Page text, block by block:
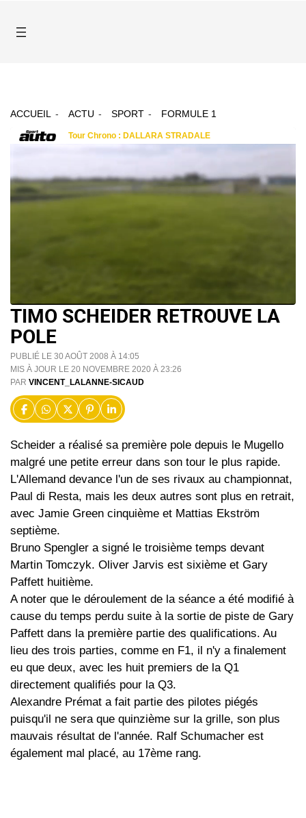
ACCUEIL ACTU SPORT FORMULE 1
TIMO SCHEIDER RETROUVE LA
POLE
PUBLIÉ LE 30 AOÛT 2008 À 14:05
MIS À JOUR LE 20 NOVEMBRE 2020 À 23:26
PAR VINCENT_LALANNE-SICAUD
Scheider a réalisé sa première pole depuis le Mugello
malgré une petite erreur dans son tour le plus rapide.
L'Allemand devance l'un de ses rivaux au championnat,
Paul di Resta, mais les deux autres sont plus en retrait,
avec Jamie Green cinquième et Mattias Ekström
septième.
Bruno Spengler a signé le troisième temps devant
Martin Tomczyk. Oliver Jarvis est sixième et Gary
Paffett huitième.
A noter que le déroulement de la séance a été modifié à
cause du temps perdu suite à la sortie de piste de Gary
Paffett dans la première partie des qualifications. Au
lieu des trois parties, comme en F1, il n'y a finalement
eu que deux, avec les huit premiers de la Q1
directement qualifiés pour la Q3.
Alexandre Prémat a fait partie des pilotes piégés
puisqu'il ne sera que quinzième sur la grille, son plus
mauvais résultat de l'année. Ralf Schumacher est
également mal placé, au 17ème rang.